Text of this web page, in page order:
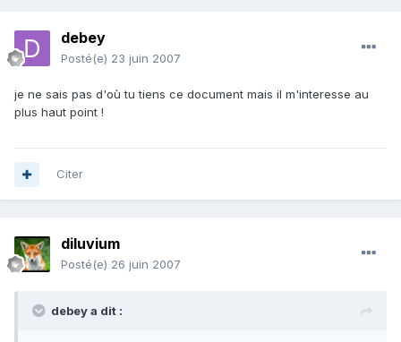
debey
Posté(e) 23 juin 2007
je ne sais pas d'où tu tiens ce document mais il m'interesse au
plus haut point !
Citer
diluvium
Posté(e) 26 juin 2007
debey a dit :